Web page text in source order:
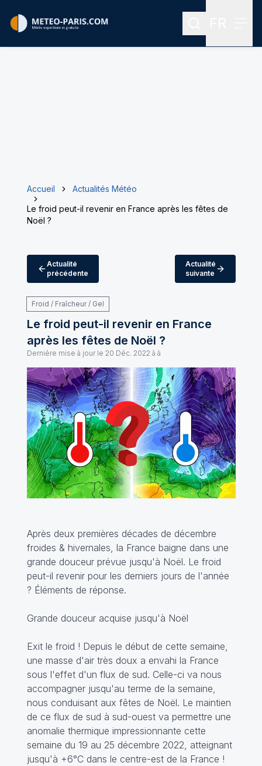
Rechercher
Accueil
Actualités Météo
Le froid peut-il revenir en France après les fêtes de
Noël ?
Actualité
précédente
Actualité
suivante
Froid / Fraîcheur / Gel
Le froid peut-il revenir en France
après les fêtes de Noël ?
Dernière mise à jour le 20 Déc. 2022 à à
Après deux premières décades de décembre
froides & hivernales, la France baigne dans une
grande douceur prévue jusqu'à Noël. Le froid
peut-il revenir pour les derniers jours de l'année
? Éléments de réponse.
Grande douceur acquise jusqu'à Noël
Exit le froid ! Depuis le début de cette semaine,
une masse d'air très doux a envahi la France
sous l'effet d'un flux de sud. Celle-ci va nous
accompagner jusqu'au terme de la semaine,
nous conduisant aux fêtes de Noël. Le maintien
de ce flux de sud à sud-ouest va permettre une
anomalie thermique impressionnante cette
semaine du 19 au 25 décembre 2022, atteignant
jusqu'à +6°C dans le centre-est de la France !